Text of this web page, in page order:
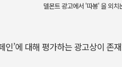
델몬트 광고에서 '따봉' 을 외치
인’에 대해 평가하는 광고상이